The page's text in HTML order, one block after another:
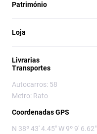
Património
Loja
Livrarias
Transportes
Autocarros: 58
Metro: Rato
Coordenadas GPS
N 38º 43' 4.45" W 9º 9' 6.62"